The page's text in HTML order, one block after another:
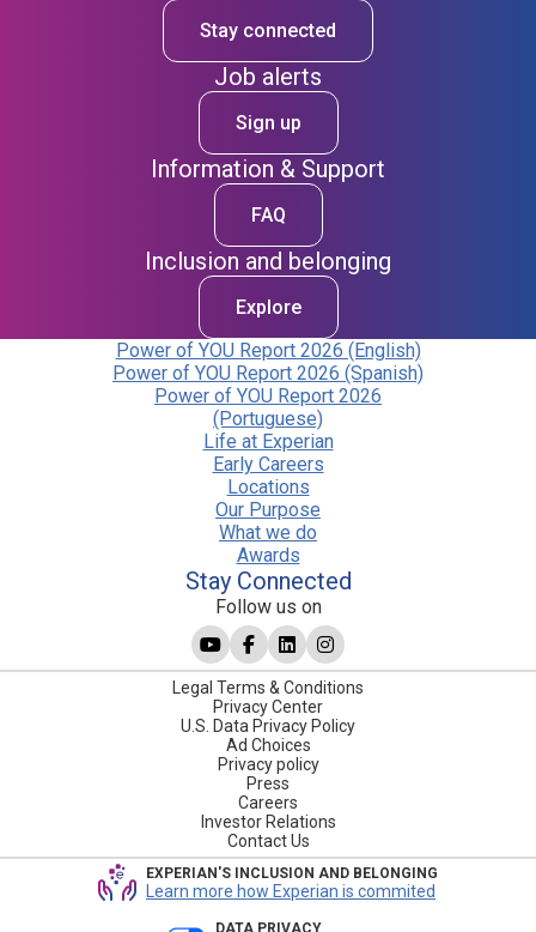
Stay connected
Job alerts
Sign up
Information & Support
FAQ
Inclusion and belonging
Explore
Power of YOU Report 2026 (English)
Power of YOU Report 2026 (Spanish)
Power of YOU Report 2026
(Portuguese)
Life at Experian
Early Careers
Locations
Our Purpose
What we do
Awards
Stay Connected
Follow us on
Legal Terms & Conditions
Privacy Center
U.S. Data Privacy Policy
Ad Choices
Privacy policy
Press
Careers
Investor Relations
Contact Us
EXPERIAN'S INCLUSION AND BELONGING
Learn more how Experian is commited
DATA PRIVACY